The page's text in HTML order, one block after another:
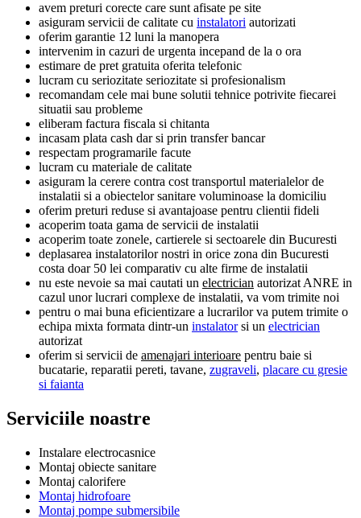
avem preturi corecte care sunt afisate pe site
asiguram servicii de calitate cu instalatori autorizati
oferim garantie 12 luni la manopera
intervenim in cazuri de urgenta incepand de la o ora
estimare de pret gratuita oferita telefonic
lucram cu seriozitate seriozitate si profesionalism
recomandam cele mai bune solutii tehnice potrivite fiecarei
situatii sau probleme
eliberam factura fiscala si chitanta
incasam plata cash dar si prin transfer bancar
respectam programarile facute
lucram cu materiale de calitate
asiguram la cerere contra cost transportul materialelor de
instalatii si a obiectelor sanitare voluminoase la domiciliu
oferim preturi reduse si avantajoase pentru clientii fideli
acoperim toata gama de servicii de instalatii
acoperim toate zonele, cartierele si sectoarele din Bucuresti
deplasarea instalatorilor nostri in orice zona din Bucuresti
costa doar 50 lei comparativ cu alte firme de instalatii
nu este nevoie sa mai cautati un electrician autorizat ANRE in
cazul unor lucrari complexe de instalatii, va vom trimite noi
pentru o mai buna eficientizare a lucrarilor va putem trimite o
echipa mixta formata dintr-un instalatorsi un electrician
autorizat
oferim si servicii de amenajari interioare pentru baie si
bucatarie, reparatii pereti, tavane, zugraveli, placare cu gresie
si faianta
Serviciile noastre
Instalare electrocasnice
Montaj obiecte sanitare
Montaj calorifere
Montaj hidrofoare
Montaj pompe submersibile